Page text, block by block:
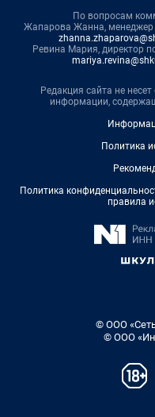
По вопросам
Жапарова Жанна, менеджер
Ревина Мария, директор
Редакция сайта не
информации,
Политика
Политика
правила
© ООО «Сеть
© ООО